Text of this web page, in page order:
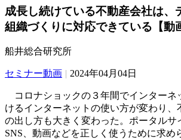
成長し続けている不動産会社は、
組織づくりに対応できている【動
船井総合研究所
セミナー動画 | 2024年04月04日
コロナショックの３年間でインターネ
けるインターネットの使い方が変わり、
の出し方も大きく変わった。ポータルサ
SNS、動画などを正しく使うために求め